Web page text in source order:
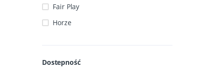
Fair Play
Horze
Dostepność